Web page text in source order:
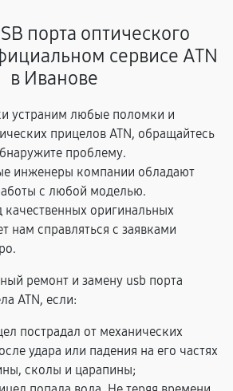
порта оптического
сервисе ATN
в Иванове
устраним любые поломки и
прицелов ATN, обращайтесь
проблему.
инженеры компании обладают
с любой моделью.
качественных оригинальных
нам справляться с заявками
ремонт и замену usb порта
ATN, если:
пострадал от механических
удара или падения на его частях
сколы и царапины;